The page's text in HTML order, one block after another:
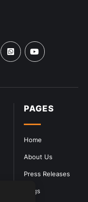
PAGES
Home
About Us
Press Releases
Blogs